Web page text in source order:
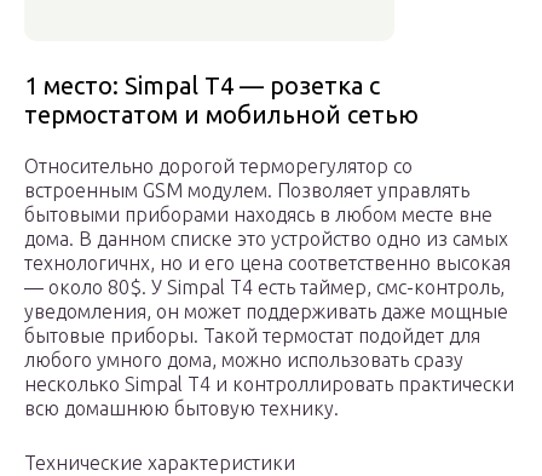
1 место: Simpal T4 — розетка с
термостатом и мобильной сетью
Относительно дорогой терморегулятор со
встроенным GSM модулем. Позволяет управлять
бытовыми приборами находясь в любом месте вне
дома. В данном списке это устройство одно из самых
технологичнх, но и его цена соответственно высокая
— около 80$. У Simpal T4 есть таймер, смс-контроль,
уведомления, он может поддерживать даже мощные
бытовые приборы. Такой термостат подойдет для
любого умного дома, можно использовать сразу
несколько Simpal T4 и контроллировать практически
всю домашнюю бытовую технику.
Технические характеристики